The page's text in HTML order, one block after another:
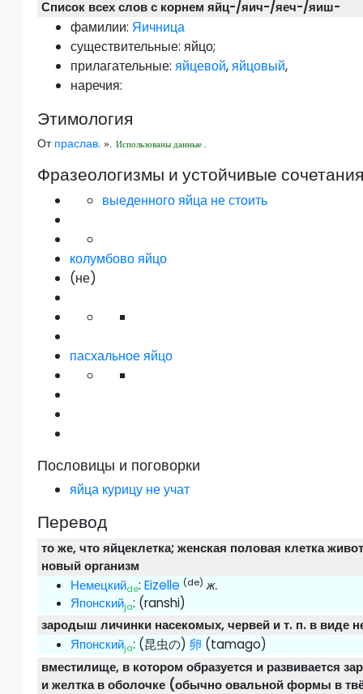
Список всех слов с корнем яйц-/яич-/яеч-/яиш-
фамилии: Яичница
существительные: яйцо;
прилагательные: яйцевой,яйцовый,
наречия:
Этимология
От праслав. ».Использованы данные .
Фразеологизмы и устойчивые
выеденного яйца не стоить
колумбово яйцо
(не)
пасхальное яйцо
Пословицы и поговорки
яйца курицу не учат
Перевод
то же, что яйцеклетка; женская половая клетка
новый организм
Немецкийde:Eizelle (de) ж.
Японскийja: (ranshi)
зародыш личинки насекомых, червей и т. п. в
Японскийja: (昆虫の) 卵 (tamago)
вместилище, в котором образуется и развивается
и желтка в оболочке (обычно овальной формы в